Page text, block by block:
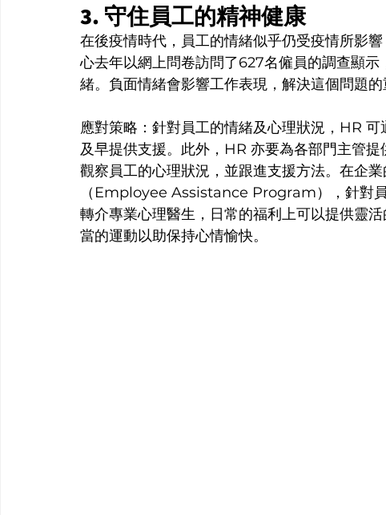
3. 守住員工的精神健康
在後疫情時代，員工的情緒似乎仍受疫情所影
心去年以網上問卷訪問了627名僱員的調查顯
緒。負面情緒會影響工作表現，解決這個問題的
應對策略：針對員工的情緒及心理狀況，HR
及早提供支援。此外，HR 亦要為各部門主管
觀察員工的心理狀況，並跟進支援方法。在企
（Employee Assistance Program），針對
轉介專業心理醫生，日常的福利上可以提供靈
當的運動以助保持心情愉快。